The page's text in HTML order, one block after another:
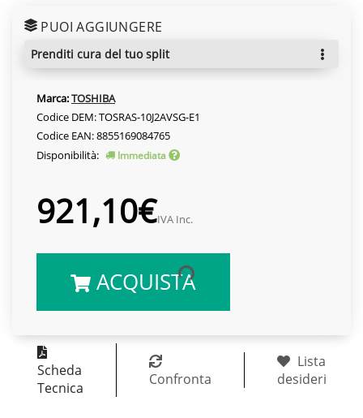
PUOI AGGIUNGERE
prenditi cura del tuo split
Marca:TOSHIBA
Codice DEM: TOSRAS-10J2AVSG-E1
Codice EAN: 8855169084765
Disponibilità:
Immediata
921,10€IVA Inc.
ACQUISTA
Scheda
Tecnica
Confronta
Lista
desideri